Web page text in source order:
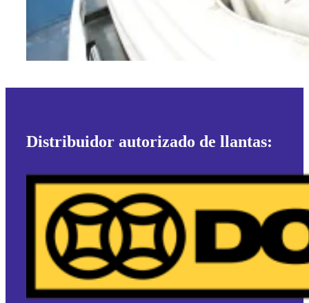
Distribuidor autorizado de llantas: